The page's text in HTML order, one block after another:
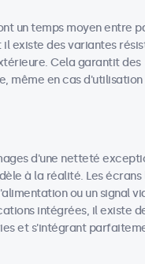
un temps moyen entre
existe des variantes
Cela garantit des
même en cas d'utilisation
d'une netteté
à la réalité. Les écrans
ou un signal
intégrées, il existe
et s'intégrant